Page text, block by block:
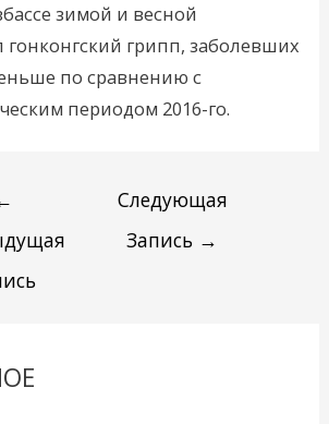
зимой и весной
гонконгский грипп, заболевших
по сравнению с
периодом 2016-го.
Следующая
Запись →